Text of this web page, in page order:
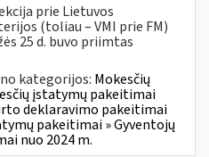
prie Lietuvos
(toliau – VMI prie FM)
25 d. buvo priimtas
kategorijos: Mokesčių
įstatymų pakeitimai
deklaravimo pakeitimai
pakeitimai » Gyventojų
nuo 2024 m.